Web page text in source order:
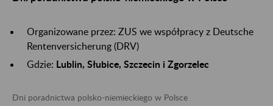
Organizowane przez: ZUS we współpracy z Deutsche
Rentenversicherung (DRV)
Gdzie: Lublin, Słubice, Szczecin i Zgorzelec
Dni poradnictwa polsko-niemieckiego w Polsce